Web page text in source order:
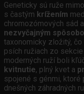
Geneticky sú ruže
s častým krížením
chromozómových sád
nezvyčajným
taxonomicky zložitý,
psích ružiach zo sekcie
moderných ruží boli
kvitnutie, plný kvet a
spojené s génmi,
dnešných záhradných